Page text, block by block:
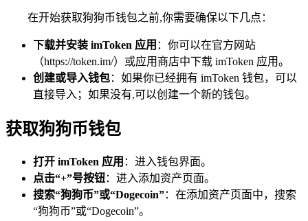
在开始获取狗狗币钱包之前,你需要确保以下几点：
下载并安装 imToken 应用 ：你可以在官方网站
（https://token.im/）或应用商店中下载 imToken 应用。
创建或导入钱包：如果你已经拥有 imToken 钱包，可以
直接导入；如果没有,可以创建一个新的钱包。
获取狗狗币钱包
打开 imToken 应用 ：进入钱包界面。
点击“+”号按钮：进入添加资产页面。
搜索“狗狗币”或“Dogecoin”：在添加资产页面中，搜索
“狗狗币”或“Dogecoin”。